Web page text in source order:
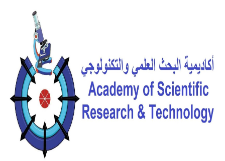
الأنظمة الذكية
تواصل معنا
الطلاب
هيئة التدريس
الدراسات العليا